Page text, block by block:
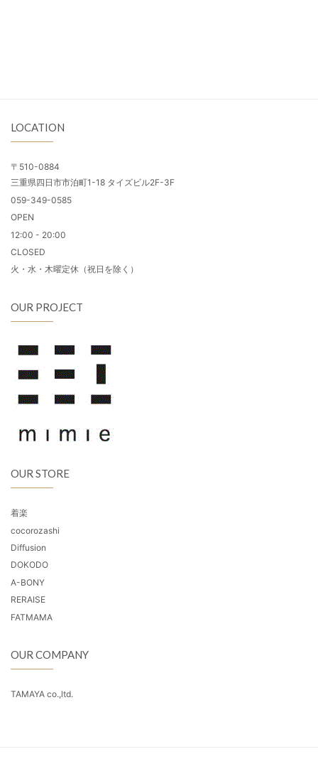
LOCATION
〒510-0884
三重県四日市市泊町1-18 タイズビル2F-3F
059-349-0585
OPEN
12:00 - 20:00
CLOSED
火・水・木曜定休（祝日を除く）
OUR PROJECT
OUR STORE
着楽
cocorozashi
Diffusion
DOKODO
A-BONY
RERAISE
FATMAMA
OUR COMPANY
TAMAYA co.,ltd.